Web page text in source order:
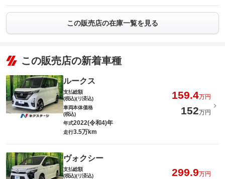
この販売店の在庫一覧を見る
この販売店の新着車種
ルークス
支払総額
(税込)(リ済込)
159.4万円
車両本体価格
(税込)
152万円
年式2022(令和4)年
走行3.5万km
ヴォクシー
支払総額
(税込)(リ済込)
299.9万円